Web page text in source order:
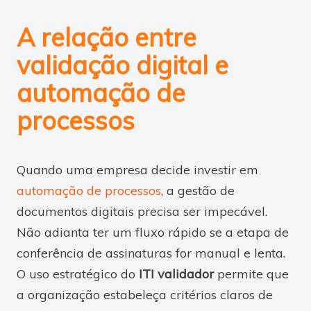
A relação entre
validação digital e
automação de
processos
Quando uma empresa decide investir em
automação de processos, a gestão de
documentos digitais precisa ser impecável.
Não adianta ter um fluxo rápido se a etapa de
conferência de assinaturas for manual e lenta.
O uso estratégico do ITI validadorpermite que
a organização estabeleça critérios claros de